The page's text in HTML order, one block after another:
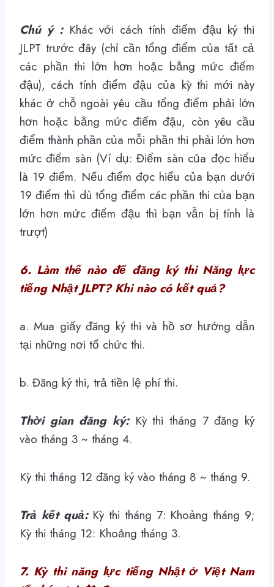
Chú ý :Khác với cách tính điểm đậu ký thi
JLPT trước đây (chỉ cần tổng điểm của tất cả
các phần thi lớn hơn hoặc bằng mức điểm
đậu), cách tính điểm đậu của kỳ thi mới này
khác ở chỗ ngoài yêu cầu tổng điểm phải lớn
hơn hoặc bằng mức điểm đậu, còn yêu cầu
điểm thành phần của mỗi phần thi phải lớn hơn
mức điểm sàn (Ví dụ: Điểm sàn của đọc hiểu
là 19 điểm. Nếu điểm đọc hiểu của bạn dưới
19 điểm thì dù tổng điểm các phần thi của bạn
lớn hơn mức điểm đậu thì bạn vẫn bị tính là
trượt)
6. Làm thế nào để đăng ký thi Năng lực
tiếng Nhật JLPT? Khi nào có kết quả?
a. Mua giấy đăng ký thi và hồ sơ hướng dẫn
tại những nơi tổ chức thi.
b. Đăng ký thi, trả tiền lệ phí thi.
Thời gian đăng ký:Kỳ thi tháng 7 đăng ký
vào tháng 3 ~ tháng 4.
Kỳ thi tháng 12 đăng ký vào tháng 8 ~ tháng 9.
Trả kết quả:Kỳ thi tháng 7: Khoảng tháng 9;
Kỳ thi tháng 12: Khoảng tháng 3.
7. Kỳ thi năng lực tiếng Nhật ở Việt Nam